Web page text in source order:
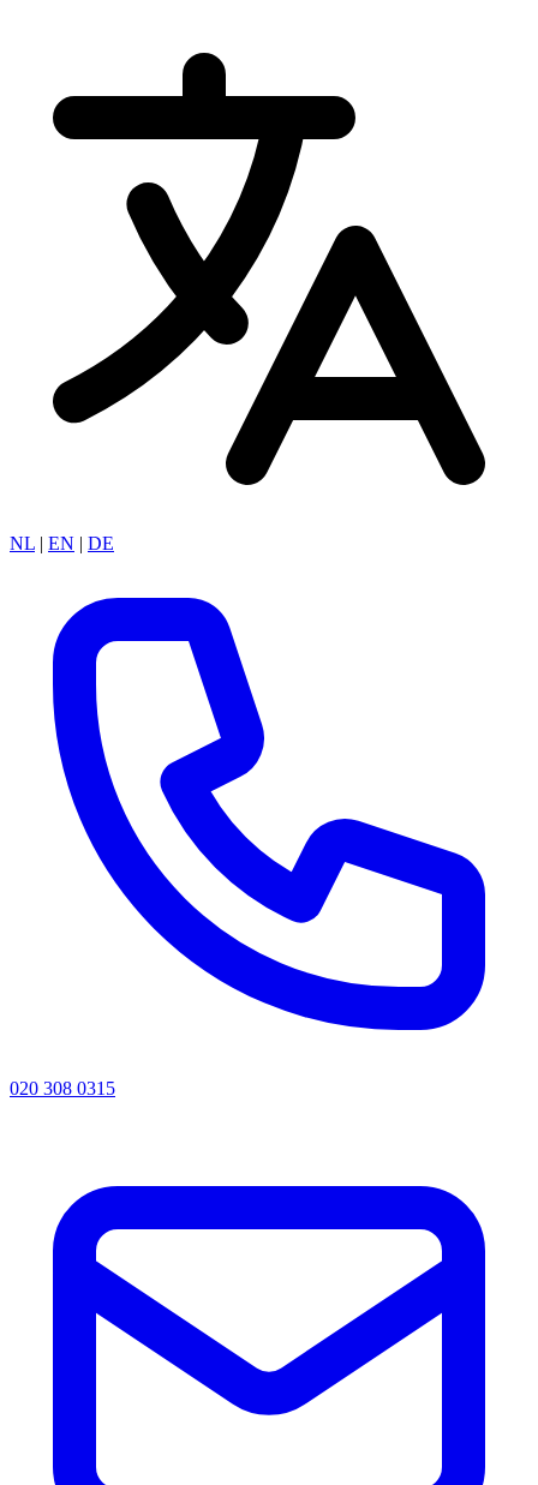
NL | EN | DE
020 308 0315